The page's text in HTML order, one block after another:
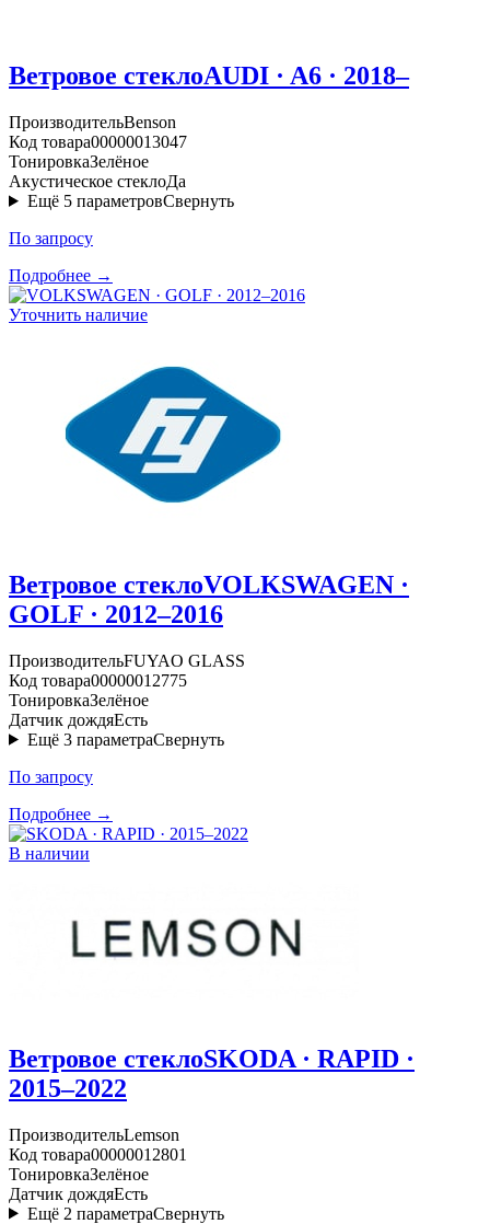
Ветровое стеклоAUDI · A6 · 2018–
ПроизводительBenson
Код товара00000013047
ТонировкаЗелёное
Акустическое стеклоДа
Ещё 5 параметровСвернуть
По запросу
Подробнее →
Уточнить наличие
Ветровое стеклоVOLKSWAGEN ·
GOLF · 2012–2016
ПроизводительFUYAO GLASS
Код товара00000012775
ТонировкаЗелёное
Датчик дождяЕсть
Ещё 3 параметраСвернуть
По запросу
Подробнее →
В наличии
Ветровое стеклоSKODA · RAPID ·
2015–2022
ПроизводительLemson
Код товара00000012801
ТонировкаЗелёное
Датчик дождяЕсть
Ещё 2 параметраСвернуть